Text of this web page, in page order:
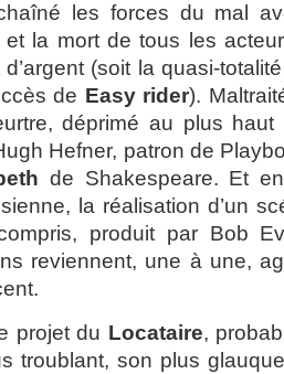
les forces du mal
la mort de tous les
(soit la quasi-
de Easy rider).
déprimé au plus
Hefner, patron de
de Shakespeare. Et
la réalisation d’un
produit par Bob
reviennent, une à une,
projet du Locataire,
troublant, son plus